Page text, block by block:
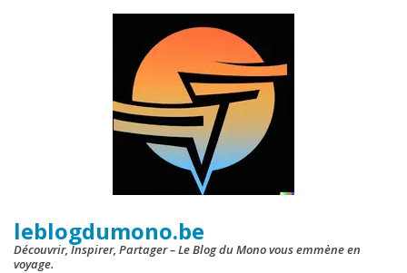
leblogdumono.be
Découvrir, Inspirer, Partager – Le Blog du Mono vous emmène en
voyage.